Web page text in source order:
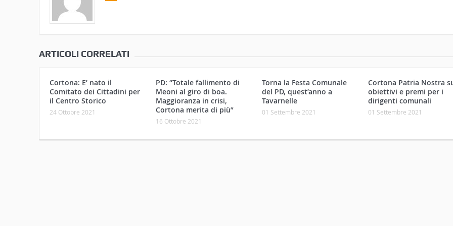
ARTICOLI CORRELATI
Cortona: E’ nato il
Comitato dei Cittadini per
il Centro Storico
24 Ottobre 2021
PD: “Totale fallimento di
Meoni al giro di boa.
Maggioranza in crisi,
Cortona merita di più”
16 Ottobre 2021
Torna la Festa Comunale
del PD, quest’anno a
Tavarnelle
01 Settembre 2021
Cortona Patria Nostra
obiettivi e premi per i
dirigenti comunali
01 Settembre 2021